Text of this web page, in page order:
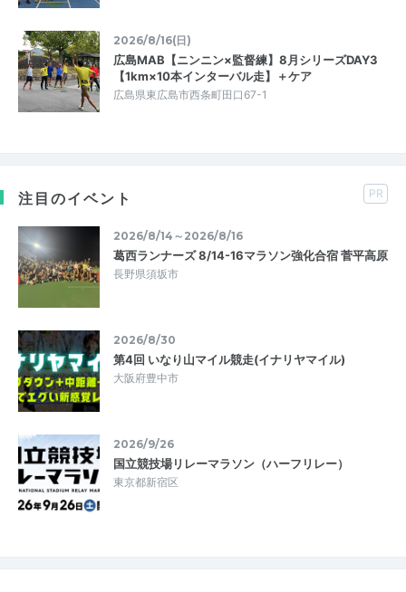
2026/8/16(日)
広島MAB【ニンニン×監督練】8月シリーズDAY3
【1km×10本インターバル走】＋ケア
広島県東広島市西条町田口67-1
注目のイベント PR
2026/8/14～2026/8/16
葛西ランナーズ 8/14-16マラソン強化合宿 菅平高原
長野県須坂市
2026/8/30
第4回 いなり山マイル競走(イナリヤマイル)
大阪府豊中市
2026/9/26
国立競技場リレーマラソン（ハーフリレー）
東京都新宿区